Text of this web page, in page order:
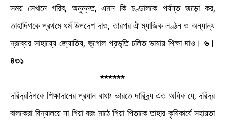
সময় সেখানে গরিব, অনুন্নত, এমন কি চণ্ডালকে পর্যন্ত জড়াে কর,
তাহাদিগকে প্রথমে ধর্ম উপদেশ দাও, তারপর ঐ ম্যাজিক লণ্ঠন ও অন্যান্য
দ্রব্যের সাহায্যে জ্যোতিষ, ভূগােল প্রভৃতি চলিত ভাষায় শিক্ষা দাও। ৬।
৪৩১
******
দরিদ্রদিগকে শিক্ষাদানের প্রধান বাধাঃ ভারতে দারিদ্র্য এত অধিক যে, দরিদ্র
বালকেরা বিদ্যালয়ে না গিয়া বরং মাঠে গিয়া পিতাকে তাহার কৃষিকার্যে সহায়তা